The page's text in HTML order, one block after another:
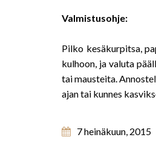
Valmistusohje:
Pilko kesäkurpitsa,
kulhoon, ja valuta
tai mausteita.
ajan tai kunnes
7 heinäkuun, 2015